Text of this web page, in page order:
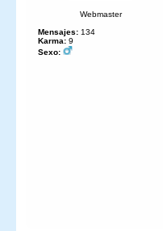
Webmaster
Mensajes: 134
Karma: 9
Sexo: